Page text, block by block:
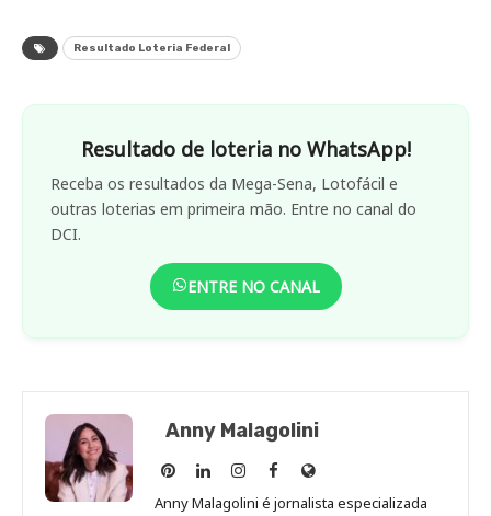
Resultado Loteria Federal
Resultado de loteria no WhatsApp!
Receba os resultados da Mega-Sena, Lotofácil e
outras loterias em primeira mão. Entre no canal do
DCI.
ENTRE NO CANAL
Anny Malagolini
Anny
Malagolini
Anny
Malagolini
Anny
Malagolini
Anny
Malagolini
Site
de
Anny Malagolini é jornalista especializada